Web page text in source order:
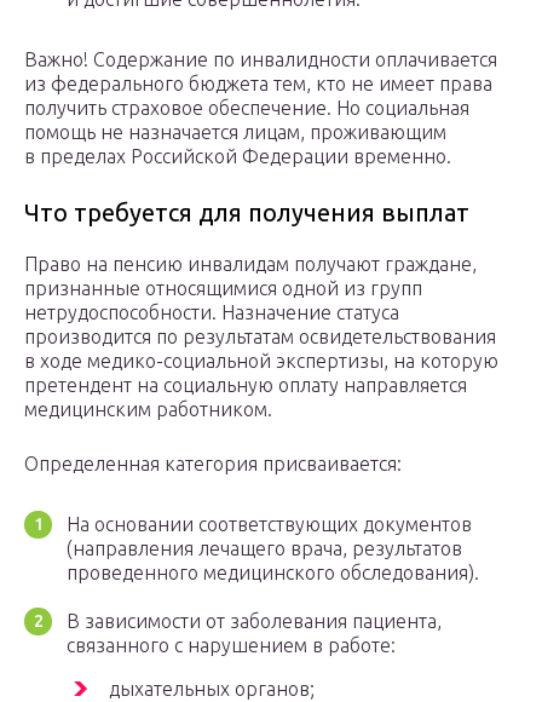
Важно! Содержание по инвалидности оплачивается
из федерального бюджета тем, кто не имеет права
получить страховое обеспечение. Но социальная
помощь не назначается лицам, проживающим
в пределах Российской Федерации временно.
Что требуется для получения выплат
Право на пенсию инвалидам получают граждане,
признанные относящимися одной из групп
нетрудоспособности. Назначение статуса
производится по результатам освидетельствования
в ходе медико-социальной экспертизы, на которую
претендент на социальную оплату направляется
медицинским работником.
Определенная категория присваивается:
На основании соответствующих документов
(направления лечащего врача, результатов
проведенного медицинского обследования).
В зависимости от заболевания пациента,
связанного с нарушением в работе:
дыхательных органов;